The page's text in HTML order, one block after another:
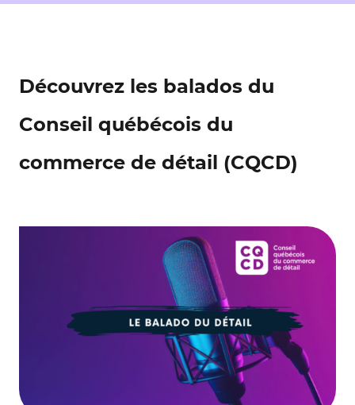
Découvrez les balados du
Conseil québécois du
commerce de détail (CQCD)